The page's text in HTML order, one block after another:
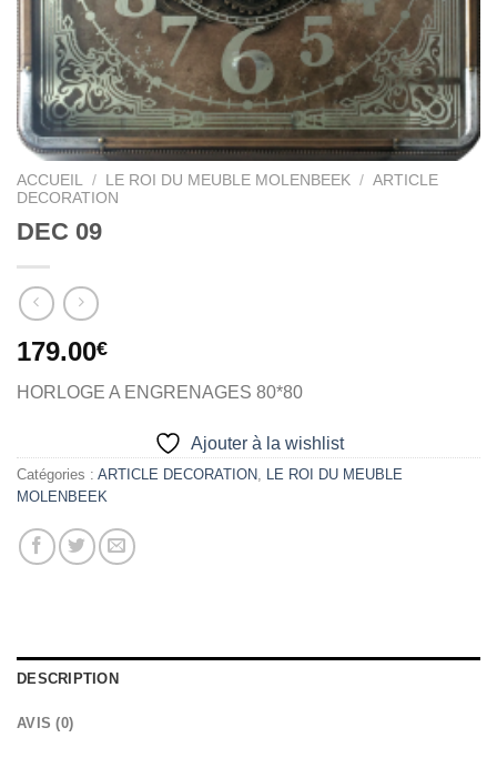
ACCUEIL / LE ROI DU MEUBLE MOLENBEEK / ARTICLE
DECORATION
DEC 09
179.00€
HORLOGE A ENGRENAGES 80*80
Ajouter à la wishlist
Catégories : ARTICLE DECORATION, LE ROI DU MEUBLE
MOLENBEEK
DESCRIPTION
AVIS (0)